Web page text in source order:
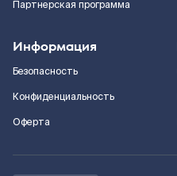
Партнерская программа
Информация
Безопасность
Конфиденциальность
Оферта